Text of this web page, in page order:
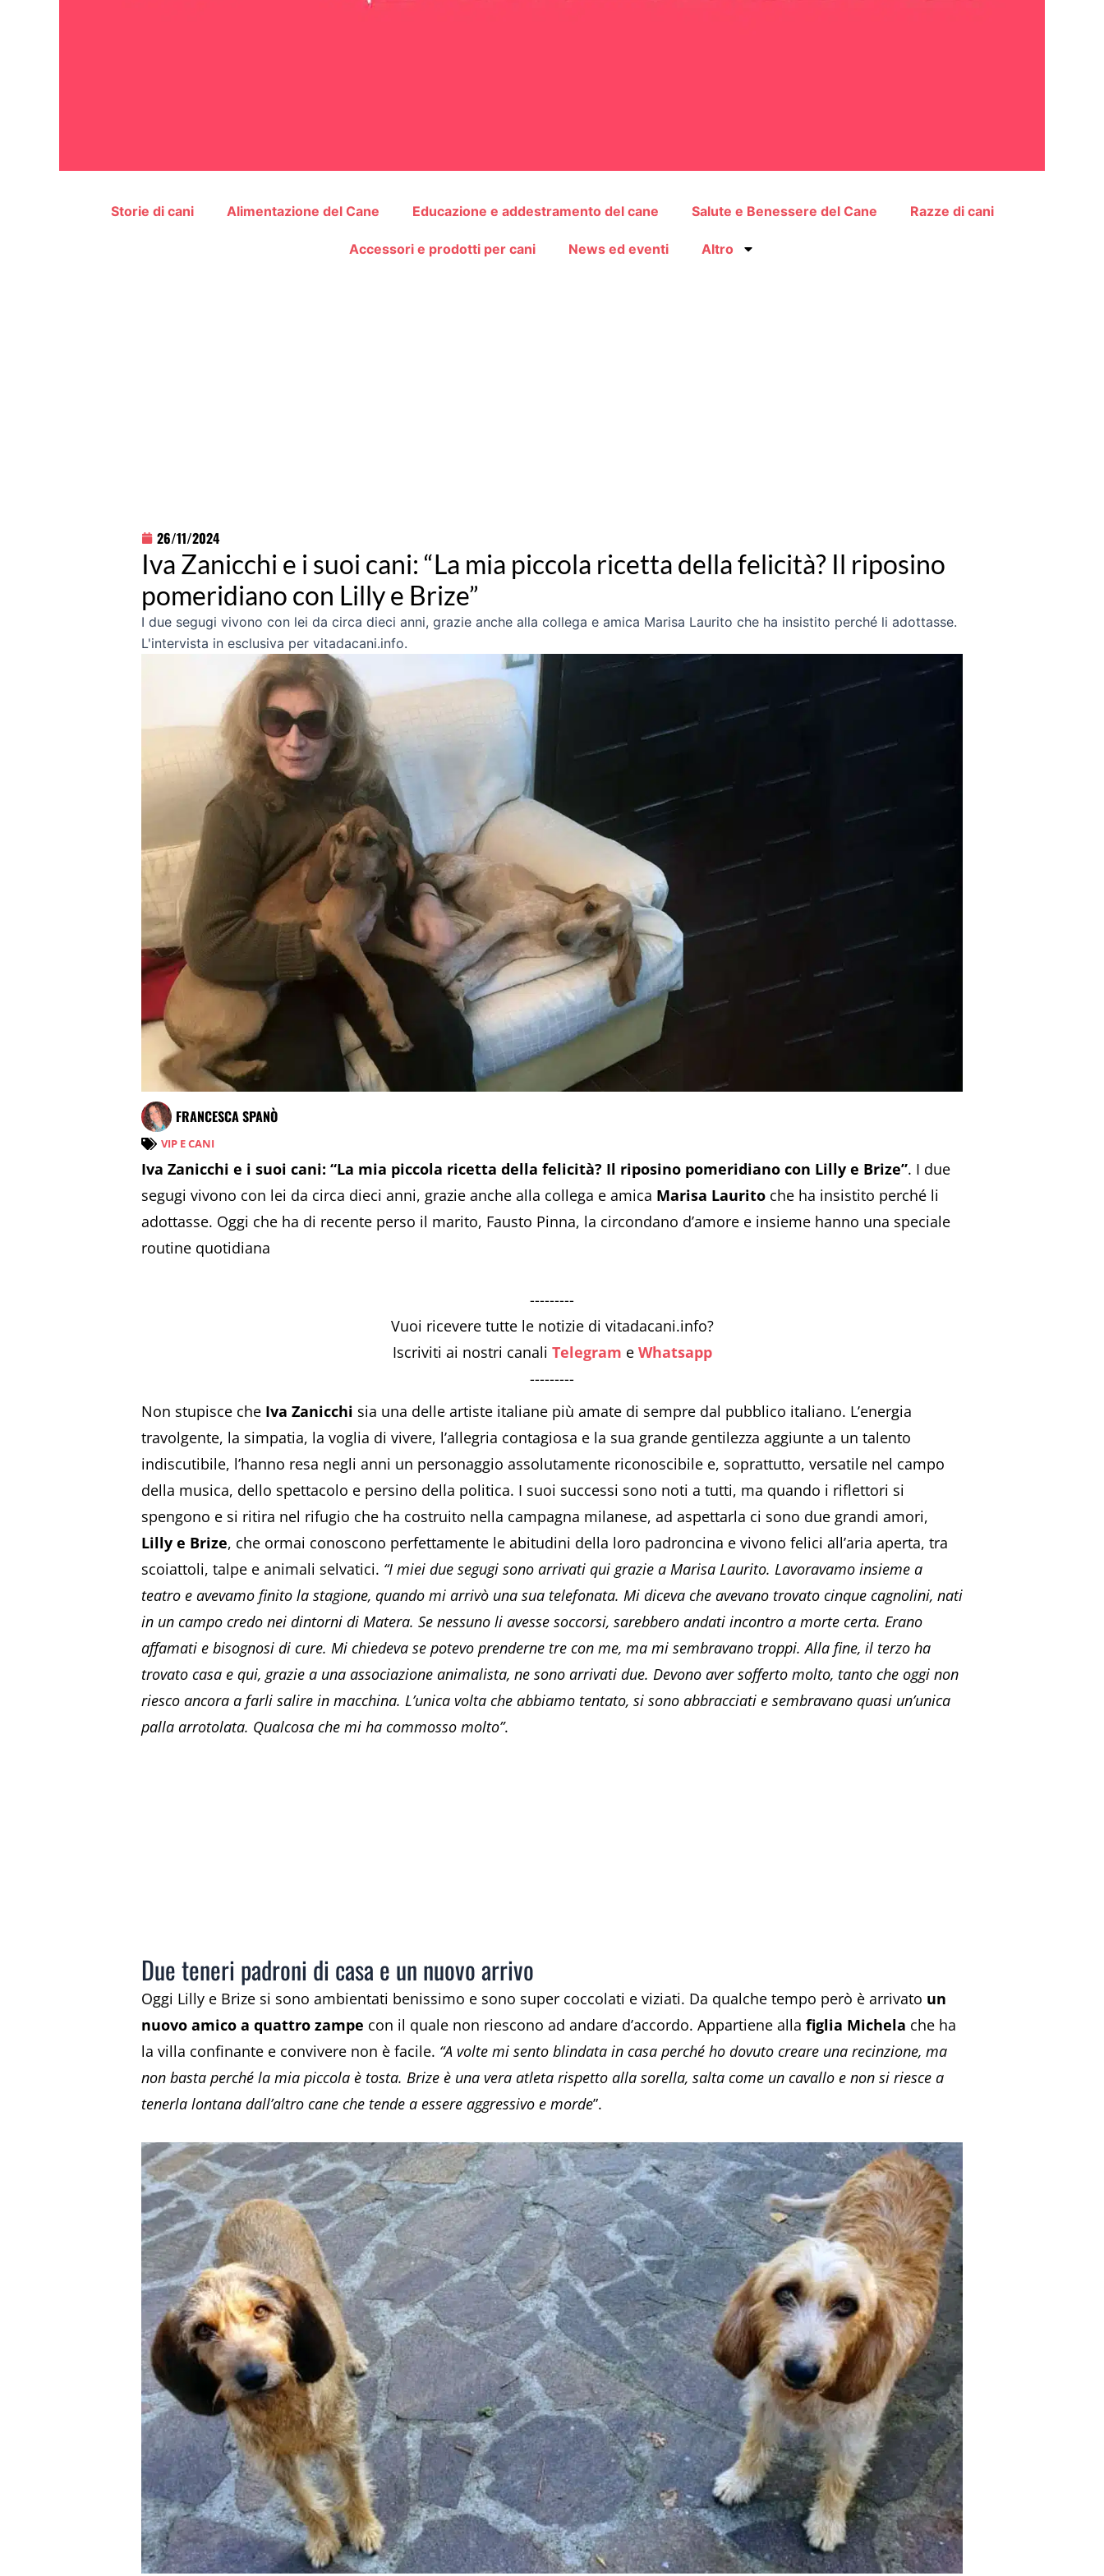
Storie di cani Alimentazione del Cane Educazione e addestramento del cane Salute e Benessere del Cane Razze di cani
Accessori e prodotti per cani News ed eventi Altro
26/11/2024
Iva Zanicchi e i suoi cani: “La mia piccola ricetta della felicità? Il riposino
pomeridiano con Lilly e Brize”
I due segugi vivono con lei da circa dieci anni, grazie anche alla collega e amica Marisa Laurito che ha insistito perché li adottasse.
L'intervista in esclusiva per vitadacani.info.
FRANCESCA SPANÒ
VIP E CANI
Iva Zanicchi e i suoi cani: “La mia piccola ricetta della felicità? Il riposino pomeridiano con Lilly e Brize”. I due
segugi vivono con lei da circa dieci anni, grazie anche alla collega e amica Marisa Laurito che ha insistito perché li
adottasse. Oggi che ha di recente perso il marito, Fausto Pinna, la circondano d’amore e insieme hanno una speciale
routine quotidiana
---------
Vuoi ricevere tutte le notizie di vitadacani.info?
Iscriviti ai nostri canali Telegram e Whatsapp
---------
Non stupisce che Iva Zanicchi sia una delle artiste italiane più amate di sempre dal pubblico italiano. L’energia
travolgente, la simpatia, la voglia di vivere, l’allegria contagiosa e la sua grande gentilezza aggiunte a un talento
indiscutibile, l’hanno resa negli anni un personaggio assolutamente riconoscibile e, soprattutto, versatile nel campo
della musica, dello spettacolo e persino della politica. I suoi successi sono noti a tutti, ma quando i riflettori si
spengono e si ritira nel rifugio che ha costruito nella campagna milanese, ad aspettarla ci sono due grandi amori,
Lilly e Brize, che ormai conoscono perfettamente le abitudini della loro padroncina e vivono felici all’aria aperta, tra
scoiattoli, talpe e animali selvatici. “I miei due segugi sono arrivati qui grazie a Marisa Laurito. Lavoravamo insieme a
teatro e avevamo finito la stagione, quando mi arrivò una sua telefonata. Mi diceva che avevano trovato cinque cagnolini, nati
in un campo credo nei dintorni di Matera. Se nessuno li avesse soccorsi, sarebbero andati incontro a morte certa. Erano
affamati e bisognosi di cure. Mi chiedeva se potevo prenderne tre con me, ma mi sembravano troppi. Alla fine, il terzo ha
trovato casa e qui, grazie a una associazione animalista, ne sono arrivati due. Devono aver sofferto molto, tanto che oggi non
riesco ancora a farli salire in macchina. L’unica volta che abbiamo tentato, si sono abbracciati e sembravano quasi un’unica
palla arrotolata. Qualcosa che mi ha commosso molto”.
Due teneri padroni di casa e un nuovo arrivo
Oggi Lilly e Brize si sono ambientati benissimo e sono super coccolati e viziati. Da qualche tempo però è arrivato un
nuovo amico a quattro zampe con il quale non riescono ad andare d’accordo. Appartiene alla figlia Michela che ha
la villa confinante e convivere non è facile. “A volte mi sento blindata in casa perché ho dovuto creare una recinzione, ma
non basta perché la mia piccola è tosta. Brize è una vera atleta rispetto alla sorella, salta come un cavallo e non si riesce a
tenerla lontana dall’altro cane che tende a essere aggressivo e morde”.